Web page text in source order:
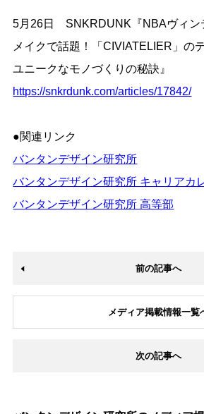
5月26日 SNKRDUNK『NBAヴィン
メイクで話題！「CIVIATELIER」の
ユニークなモノづくりの秘訣』
https://snkrdunk.com/articles/17842/
●関連リンク
バンタンデザイン研究所
バンタンデザイン研究所 キャリアカ
バンタンデザイン研究所 高等部
前の記事へ
メディア掲載情報一覧
次の記事へ